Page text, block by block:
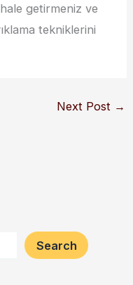
getirmeniz ve
tekniklerini
Next Post →
Search